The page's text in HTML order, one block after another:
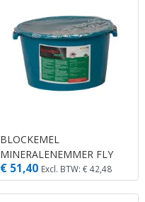
BLOCKEMEL
MINERALENEMMER FLY
FREE 20KG
€ 51,40 Excl. BTW: € 42,48